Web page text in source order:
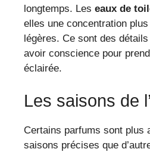
longtemps. Les eaux de
elles une concentration
légères. Ce sont des
avoir conscience pour
éclairée.
Les saisons de
Certains parfums sont plus
saisons précises que